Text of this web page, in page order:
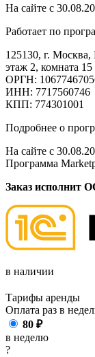
На сайте с
Работает по
125130, г.
этаж 2, комната 15
ОРГН:
ИНН: 7717560746
КПП: 774301001
Подробнее о
На сайте с
Программа
Заказ исполнит
в наличии
Тарифы аренды
Оплата раз в
80 ₽
в неделю
?